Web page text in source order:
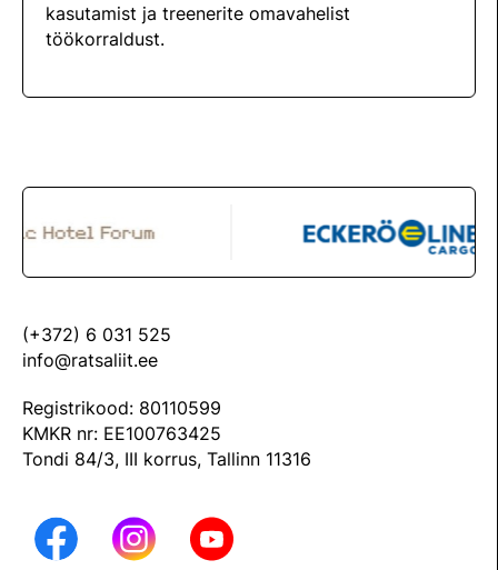
kasutamist ja treenerite omavahelist
töökorraldust.
(+372) 6 031 525
info@ratsaliit.ee
Registrikood: 80110599
KMKR nr: EE100763425
Tondi 84/3, III korrus, Tallinn 11316